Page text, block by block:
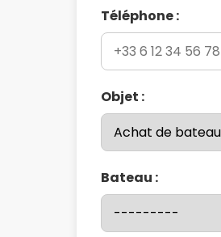
Téléphone :
Objet :
Bateau :